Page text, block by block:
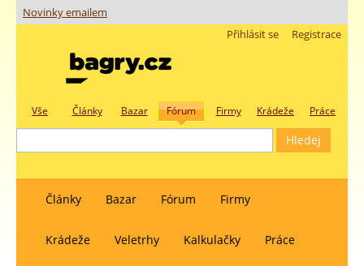
Novinky emailem
Registrace
Přihlásit se
Vše Články Bazar Fórum Firmy Krádeže Práce
Články Bazar Fórum Firmy
Krádeže Veletrhy Kalkulačky Práce